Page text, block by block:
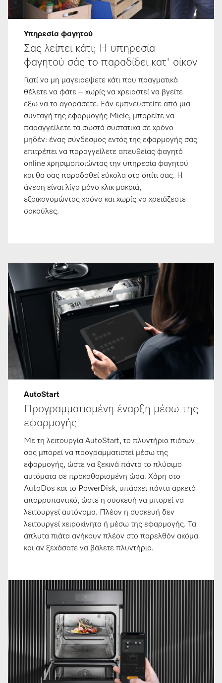
Υπηρεσία φαγητού
Σας λείπει κάτι; Η υπηρεσία
φαγητού σάς το παραδίδει κατ' οίκον
Γιατί να μη μαγειρέψετε κάτι που πραγματικά
θέλετε να φάτε – χωρίς να χρειαστεί να βγείτε
έξω να το αγοράσετε. Εάν εμπνευστείτε από μια
συνταγή της εφαρμογής Miele, μπορείτε να
παραγγείλετε τα σωστά συστατικά σε χρόνο
μηδέν: ένας σύνδεσμος εντός της εφαρμογής σάς
επιτρέπει να παραγγείλετε απευθείας φαγητό
online χρησιμοποιώντας την υπηρεσία φαγητού
και θα σας παραδοθεί εύκολα στο σπίτι σας. Η
άνεση είναι λίγα μόνο κλικ μακριά,
εξοικονομώντας χρόνο και χωρίς να χρειάζεστε
σακούλες.
AutoStart
Προγραμματισμένη έναρξη μέσω της
εφαρμογής
Με τη λειτουργία AutoStart, το πλυντήριο πιάτων
σας μπορεί να προγραμματιστεί μέσω της
εφαρμογής, ώστε να ξεκινά πάντα το πλύσιμο
αυτόματα σε προκαθορισμένη ώρα. Χάρη στο
AutoDos και το PowerDisk, υπάρχει πάντα αρκετό
απορρυπαντικό, ώστε η συσκευή να μπορεί να
λειτουργεί αυτόνομα. Πλέον η συσκευή δεν
λειτουργεί χειροκίνητα ή μέσω της εφαρμογής. Τα
άπλυτα πιάτα ανήκουν πλέον στο παρελθόν ακόμα
και αν ξεχάσατε να βάλετε πλυντήριο.